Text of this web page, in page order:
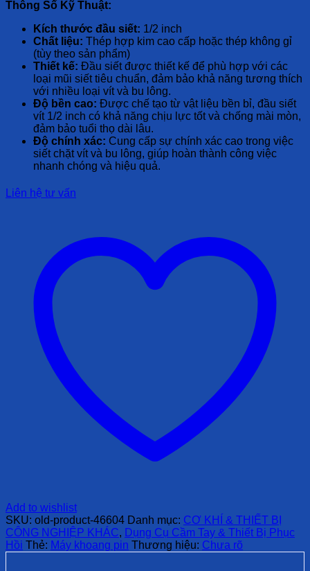
Thông Số Kỹ Thuật:
Kích thước đầu siết: 1/2 inch
Chất liệu: Thép hợp kim cao cấp hoặc thép không gỉ
(tùy theo sản phẩm)
Thiết kế: Đầu siết được thiết kế để phù hợp với các
loại mũi siết tiêu chuẩn, đảm bảo khả năng tương thích
với nhiều loại vít và bu lông.
Độ bền cao: Được chế tạo từ vật liệu bền bỉ, đầu siết
vít 1/2 inch có khả năng chịu lực tốt và chống mài mòn,
đảm bảo tuổi thọ dài lâu.
Độ chính xác: Cung cấp sự chính xác cao trong việc
siết chặt vít và bu lông, giúp hoàn thành công việc
nhanh chóng và hiệu quả.
Liên hệ tư vấn
Add to wishlist
SKU: old-product-46604 Danh mục: CƠ KHÍ & THIẾT BỊ
CÔNG NGHIỆP KHÁC, Dụng Cụ Cầm Tay & Thiết Bị Phục
Hồi Thẻ: Máy khoang pin Thương hiệu: Chưa rõ